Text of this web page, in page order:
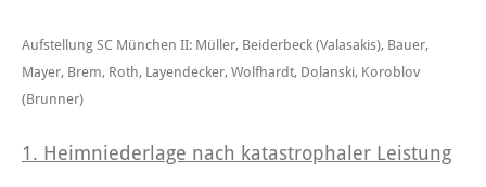
Aufstellung SC München II: Müller, Beiderbeck (Valasakis), Bauer,
Mayer, Brem, Roth, Layendecker, Wolfhardt, Dolanski, Koroblov
(Brunner)
1. Heimniederlage nach katastrophaler Leistung